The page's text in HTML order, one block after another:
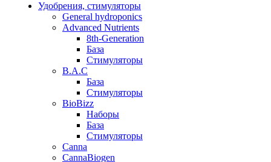
Удобрения, стимуляторы
General hydroponics
Advanced Nutrients
8th-Generation
База
Стимуляторы
B.A.C
База
Стимуляторы
BioBizz
Наборы
База
Стимуляторы
Canna
CannaBiogen